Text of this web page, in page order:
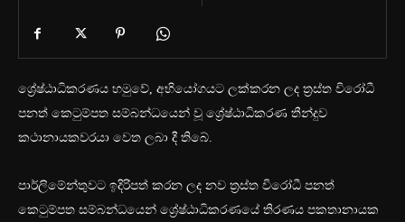
ශ්‍රේෂ්ඨාධිකරණය හමුවේ, අභියෝගයට ලක්කරන ලද ත්‍රස්ත විරෝධී
පනත් කෙටුම්පත සම්බන්ධයෙන් වූ ශ්‍රේෂ්ඨාධිකරණ තීන්දුව
කථානායකවරයා වෙත ලබා දී තිබේ.
පාර්ලිමේන්තුවට ඉදිරිපත් කරන ලද නව ත්‍රස්ත විරෝධී පනත්
කෙටුම්පත සම්බන්ධයෙන් ශ්‍රේෂ්ඨාධිකරණයේ තිරණය පකතානායක